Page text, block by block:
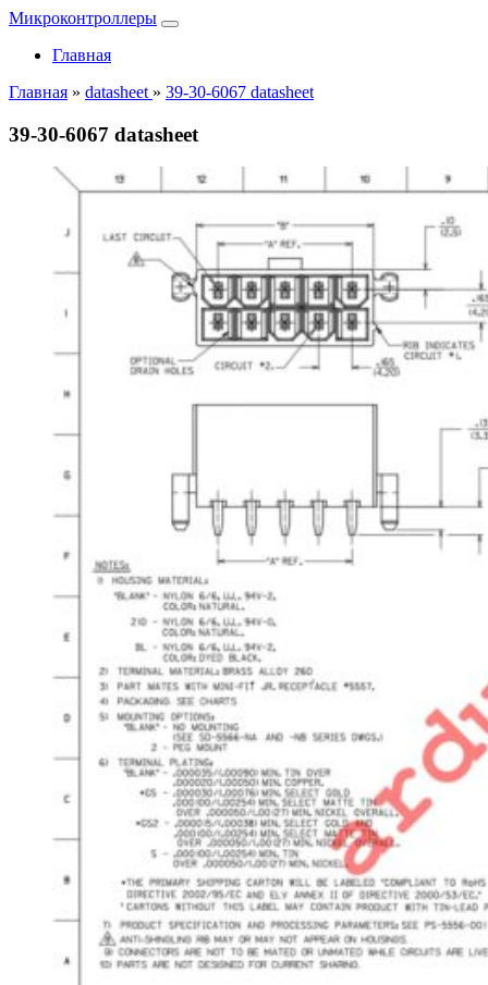
Микроконтроллеры
Главная
Главная » datasheet » 39-30-6067 datasheet
39-30-6067 datasheet